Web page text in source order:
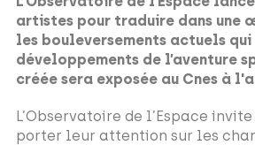
artistes pour traduire dans une
les bouleversements actuels
développements de l’aventure
créée sera exposée au Cnes à
L’Observatoire de l’Espace
porter leur attention sur les